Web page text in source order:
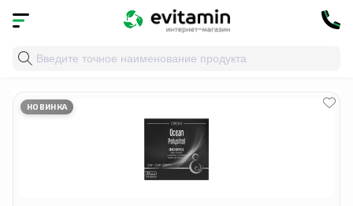
Главная » гормональный баланс
НОВИНКА